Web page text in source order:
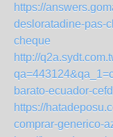
https://
desloratadine-pas-
cheque
http://
barato-ecuador-
https://
comprar-generico-